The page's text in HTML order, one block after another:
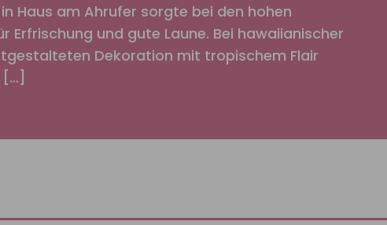
Haus am Ahrufer sorgte bei den hohen
Erfrischung und gute Laune. Bei hawaiianischer
Dekoration mit tropischem Flair
[…]